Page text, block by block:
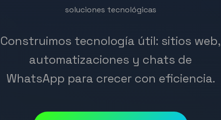
soluciones tecnológicas
Construimos tecnología útil: sitios web,
automatizaciones y chats de
WhatsApp para crecer con eficiencia.